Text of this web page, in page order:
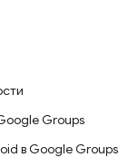
Groups
в Google Groups